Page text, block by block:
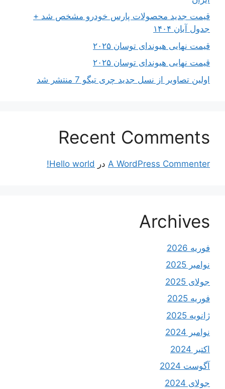
قیمت جدید محصولات پارس خودرو مشخص شد +
جدول آبان ۱۴۰۴
قیمت نهایی هیوندای توسان ۲۰۲۵
قیمت نهایی هیوندای توسان ۲۰۲۵
اولین تصاویر از نسل جدید چری تیگو 7 منتشر شد
Recent Comments
A WordPress Commenter در Hello world!
Archives
فوریه 2026
نوامبر 2025
جولای 2025
فوریه 2025
ژانویه 2025
نوامبر 2024
اکتبر 2024
آگوست 2024
جولای 2024